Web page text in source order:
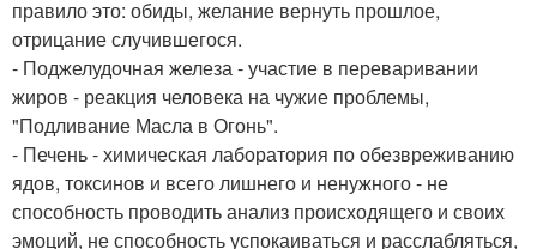
правило это: обиды, желание вернуть прошлое,
отрицание случившегося.
- Поджелудочная железа - участие в переваривании
жиров - реакция человека на чужие проблемы,
"Подливание Масла в Огонь".
- Печень - химическая лаборатория по обезвреживанию
ядов, токсинов и всего лишнего и ненужного - не
способность проводить анализ происходящего и своих
эмоций, не способность успокаиваться и расслабляться,